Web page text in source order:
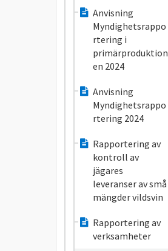
Anvisning
Myndighetsrappo
rtering i
primärproduktion
en 2024
Anvisning
Myndighetsrappo
rtering 2024
Rapportering av
kontroll av
jägares
leveranser av små
mängder vildsvin
Rapportering av
verksamheter